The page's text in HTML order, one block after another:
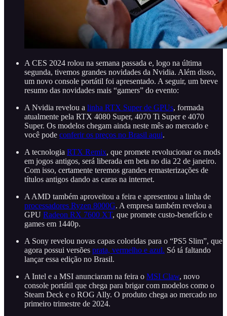
A CES 2024 rolou na semana passada e, logo na última
segunda, tivemos grandes novidades da Nvidia. Além disso,
um novo console portátil foi apresentado. A seguir, um breve
resumo das novidades mais “gamers” do evento:
A Nvidia revelou a linha RTX Super de GPUs, formada
atualmente pela RTX 4080 Super, 4070 Ti Super e 4070
Super. Os modelos chegam ainda neste mês ao mercado e
você pode conferir os preços no Brasil aqui.
A tecnologia RTX Remix, que promete revolucionar os mods
em jogos antigos, será liberada em beta no dia 22 de janeiro.
Com isso, certamente teremos grandes remasterizações de
títulos antigos dando as caras na internet.
A AMD também aproveitou a feira e apresentou a linha de
processadores Ryzen 8000G. A empresa também revelou a
GPU Radeon RX 7600 XT, que promete custo-benefício e
games em 1440p.
A Sony revelou novas capas coloridas para o “PS5 Slim”, que
agora possui versões prata, vermelho e azul. Só tá faltando
lançar essa edição no Brasil.
A Intel e a MSI anunciaram na feira o MSI Claw, novo
console portátil que chega para brigar com modelos como o
Steam Deck e o ROG Ally. O produto chega ao mercado no
primeiro trimestre de 2024.